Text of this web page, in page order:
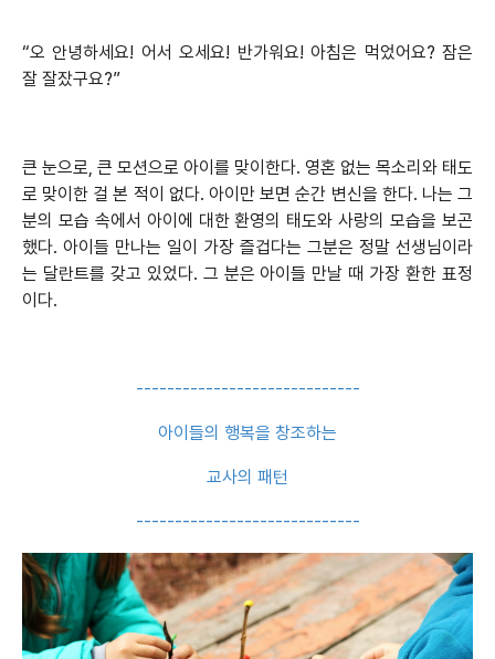
“오 안녕하세요! 어서 오세요! 반가워요! 아침은 먹었어요? 잠은
잘 잘잤구요?”
큰 눈으로, 큰 모션으로 아이를 맞이한다. 영혼 없는 목소리와 태도
로 맞이한 걸 본 적이 없다. 아이만 보면 순간 변신을 한다. 나는 그
분의 모습 속에서 아이에 대한 환영의 태도와 사랑의 모습을 보곤
했다. 아이들 만나는 일이 가장 즐겁다는 그분은 정말 선생님이라
는 달란트를 갖고 있었다. 그 분은 아이들 만날 때 가장 환한 표정
이다.
-----------------------------
아이들의 행복을 창조하는
교사의 패턴
-----------------------------